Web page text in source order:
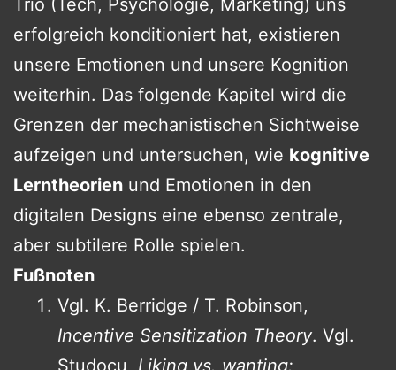
erfolgreich konditioniert hat, existieren
unsere Emotionen und unsere Kognition
weiterhin. Das folgende Kapitel wird die
Grenzen der mechanistischen Sichtweise
aufzeigen und untersuchen, wie kognitive
Lerntheorien und Emotionen in den
digitalen Designs eine ebenso zentrale,
aber subtilere Rolle spielen.
Fußnoten
Vgl. K. Berridge / T. Robinson,
Incentive Sensitization Theory. Vgl.
Studocu, Liking vs. wanting: